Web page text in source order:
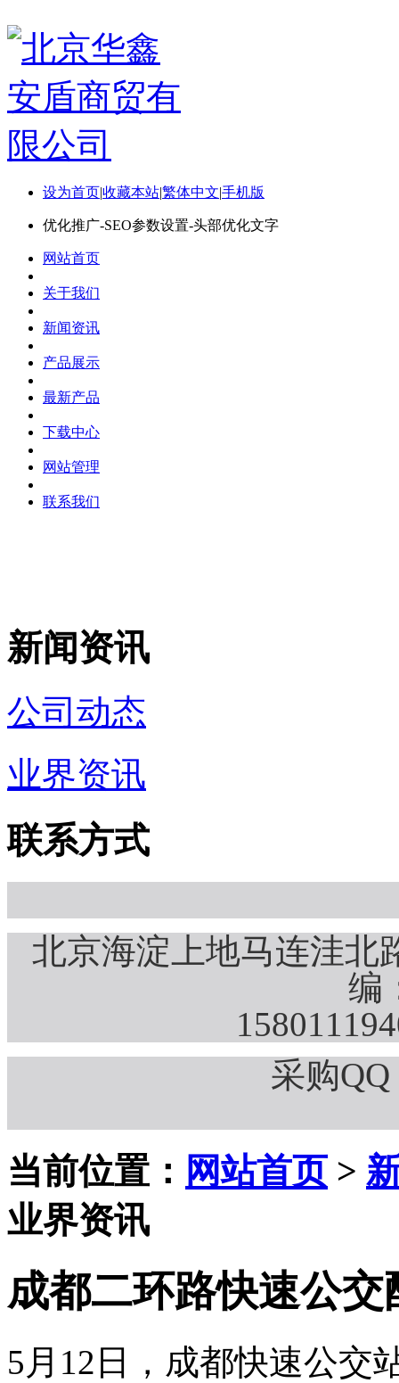
设为首页|收藏本站|繁体中文|手机版
优化推广-SEO参数设置-头部优化文字
网站首页
关于我们
新闻资讯
产品展示
最新产品
下载中心
网站管理
联系我们
新闻资讯
公司动态
业界资讯
联系方式
北京海淀上地马连洼北
编
采购QQ
当前位置： 网站首页>
业界资讯
成都二环路快速公
5月12日，成都快速公交